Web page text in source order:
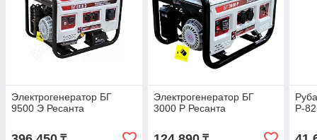
Электрогенератор БГ
9500 Э Ресанта
Электрогенератор БГ
3000 Р Ресанта
Р-